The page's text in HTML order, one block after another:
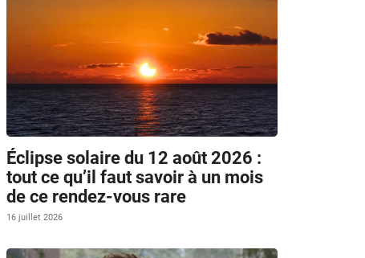
Éclipse solaire du 12 août 2026 :
tout ce qu’il faut savoir à un mois
de ce rendez-vous rare
16 juillet 2026